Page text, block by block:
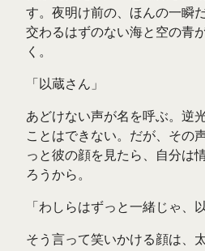
す。夜明け前の、ほんの一瞬
交わるはずのない海と空の青
く。
「以蔵さん」
あどけない声が名を呼ぶ。逆
ことはできない。だが、その
っと彼の顔を見たら、自分は
ろうから。
「わしらはずっと一緒じゃ、
そう言って笑いかける顔は、